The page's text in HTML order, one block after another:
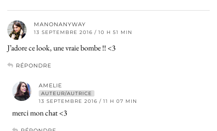
MANONANYWAY
13 SEPTEMBRE 2016 / 10 H 51 MIN
J’adore ce look, une vraie bombe !! <3
RÉPONDRE
AMELIE
AUTEUR/AUTRICE
13 SEPTEMBRE 2016 / 11 H 07 MIN
merci mon chat <3